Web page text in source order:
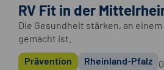
RV Fit in der
Die Gesundheit stärken, an
gemacht ist.
Prävention
Rheinland-Pfalz